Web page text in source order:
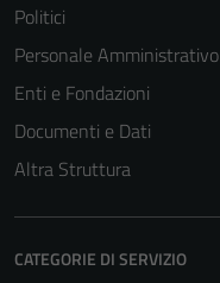
Politici
Personale Amministrativo
Enti e Fondazioni
Documenti e Dati
Altra Struttura
CATEGORIE DI SERVIZIO